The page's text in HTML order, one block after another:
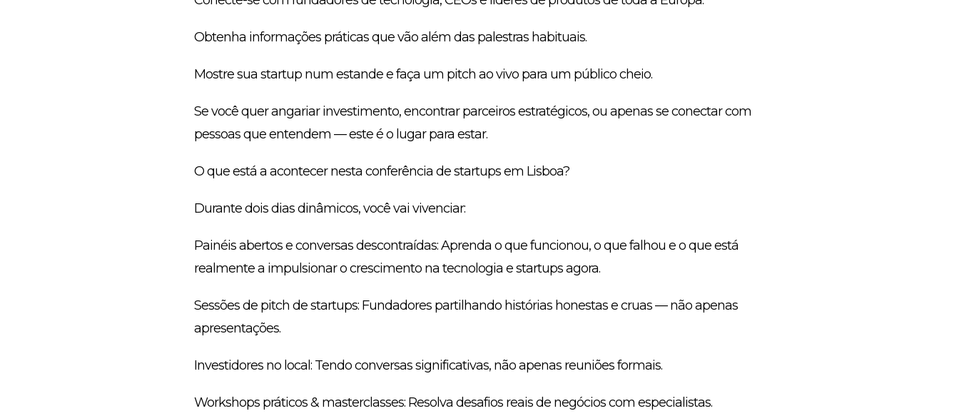
Obtenha informações práticas que vão além das palestras habituais.
Mostre sua startup num estande e faça um pitch ao vivo para um público cheio.
Se você quer angariar investimento, encontrar parceiros estratégicos, ou apenas se conectar com
pessoas que entendem — este é o lugar para estar.
O que está a acontecer nesta conferência de startups em Lisboa?
Durante dois dias dinâmicos, você vai vivenciar:
Painéis abertos e conversas descontraídas: Aprenda o que funcionou, o que falhou e o que está
realmente a impulsionar o crescimento na tecnologia e startups agora.
Sessões de pitch de startups: Fundadores partilhando histórias honestas e cruas — não apenas
apresentações.
Investidores no local: Tendo conversas significativas, não apenas reuniões formais.
Workshops práticos & masterclasses: Resolva desafios reais de negócios com especialistas.